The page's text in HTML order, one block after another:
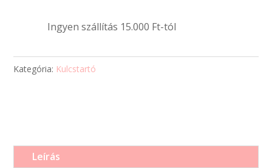
Ingyen szállítás 15.000 Ft-tól
Kategória: Kulcstartó
Leírás